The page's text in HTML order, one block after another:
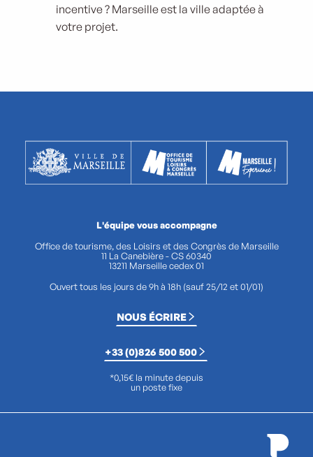
incentive ? Marseille est la ville adaptée à
votre projet.
L'équipe vous accompagne
Office de tourisme, des Loisirs et des Congrès de Marseille
11 La Canebière - CS 60340
13211 Marseille cedex 01
Ouvert tous les jours de 9h à 18h (sauf 25/12 et 01/01)
NOUS ÉCRIRE
+33 (0)826 500 500
*0,15€ la minute depuis
un poste fixe